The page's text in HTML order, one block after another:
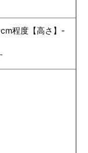
程度【高さ】-